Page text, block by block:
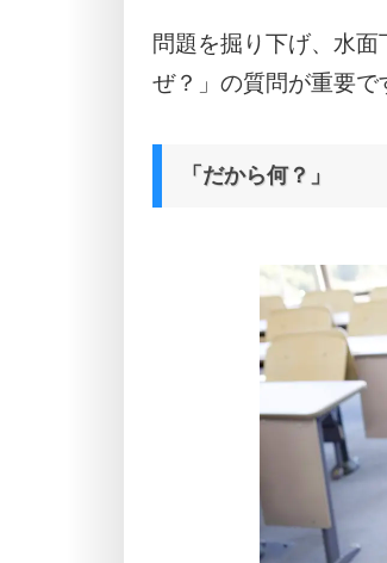
問題を掘り下げ、水
ぜ？」の質問が重要で
「だから何？」